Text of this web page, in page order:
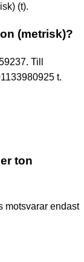
(t).
(metrisk)?
Till
t.
ton
motsvarar endast